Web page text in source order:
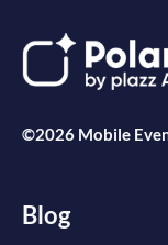
©2026 Mobile
Blog